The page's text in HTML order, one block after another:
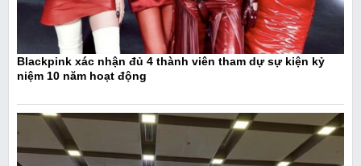
Blackpink xác nhận đủ 4 thành viên tham dự sự kiện kỷ
niệm 10 năm hoạt động